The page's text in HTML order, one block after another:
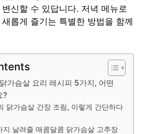
신할 수 있답니다. 저녁 메뉴로
롭게 즐기는 특별한 방법을 함께
가슴살 요리 레시피 5가지, 어떤
?
닭가슴살 간장 조림, 이렇게 간단하다
지 날려줄 매콤달콤 닭가슴살 고추장